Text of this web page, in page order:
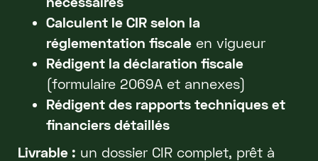
Calculent le CIR selon la
réglementation fiscaleen vigueur
Rédigent la déclaration fiscale
(formulaire 2069A et annexes)
Rédigent des rapports techniques et
financiers détaillés
Livrable : un dossier CIR complet, prêt à